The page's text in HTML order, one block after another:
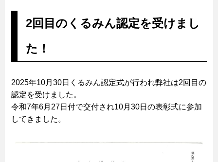
2回目のくるみん認定を受けまし
た！
2025年10月30日くるみん認定式が行われ弊社は2回目の
認定を受けました。
令和7年6月27日付で交付され10月30日の表彰式に参加
してきました。